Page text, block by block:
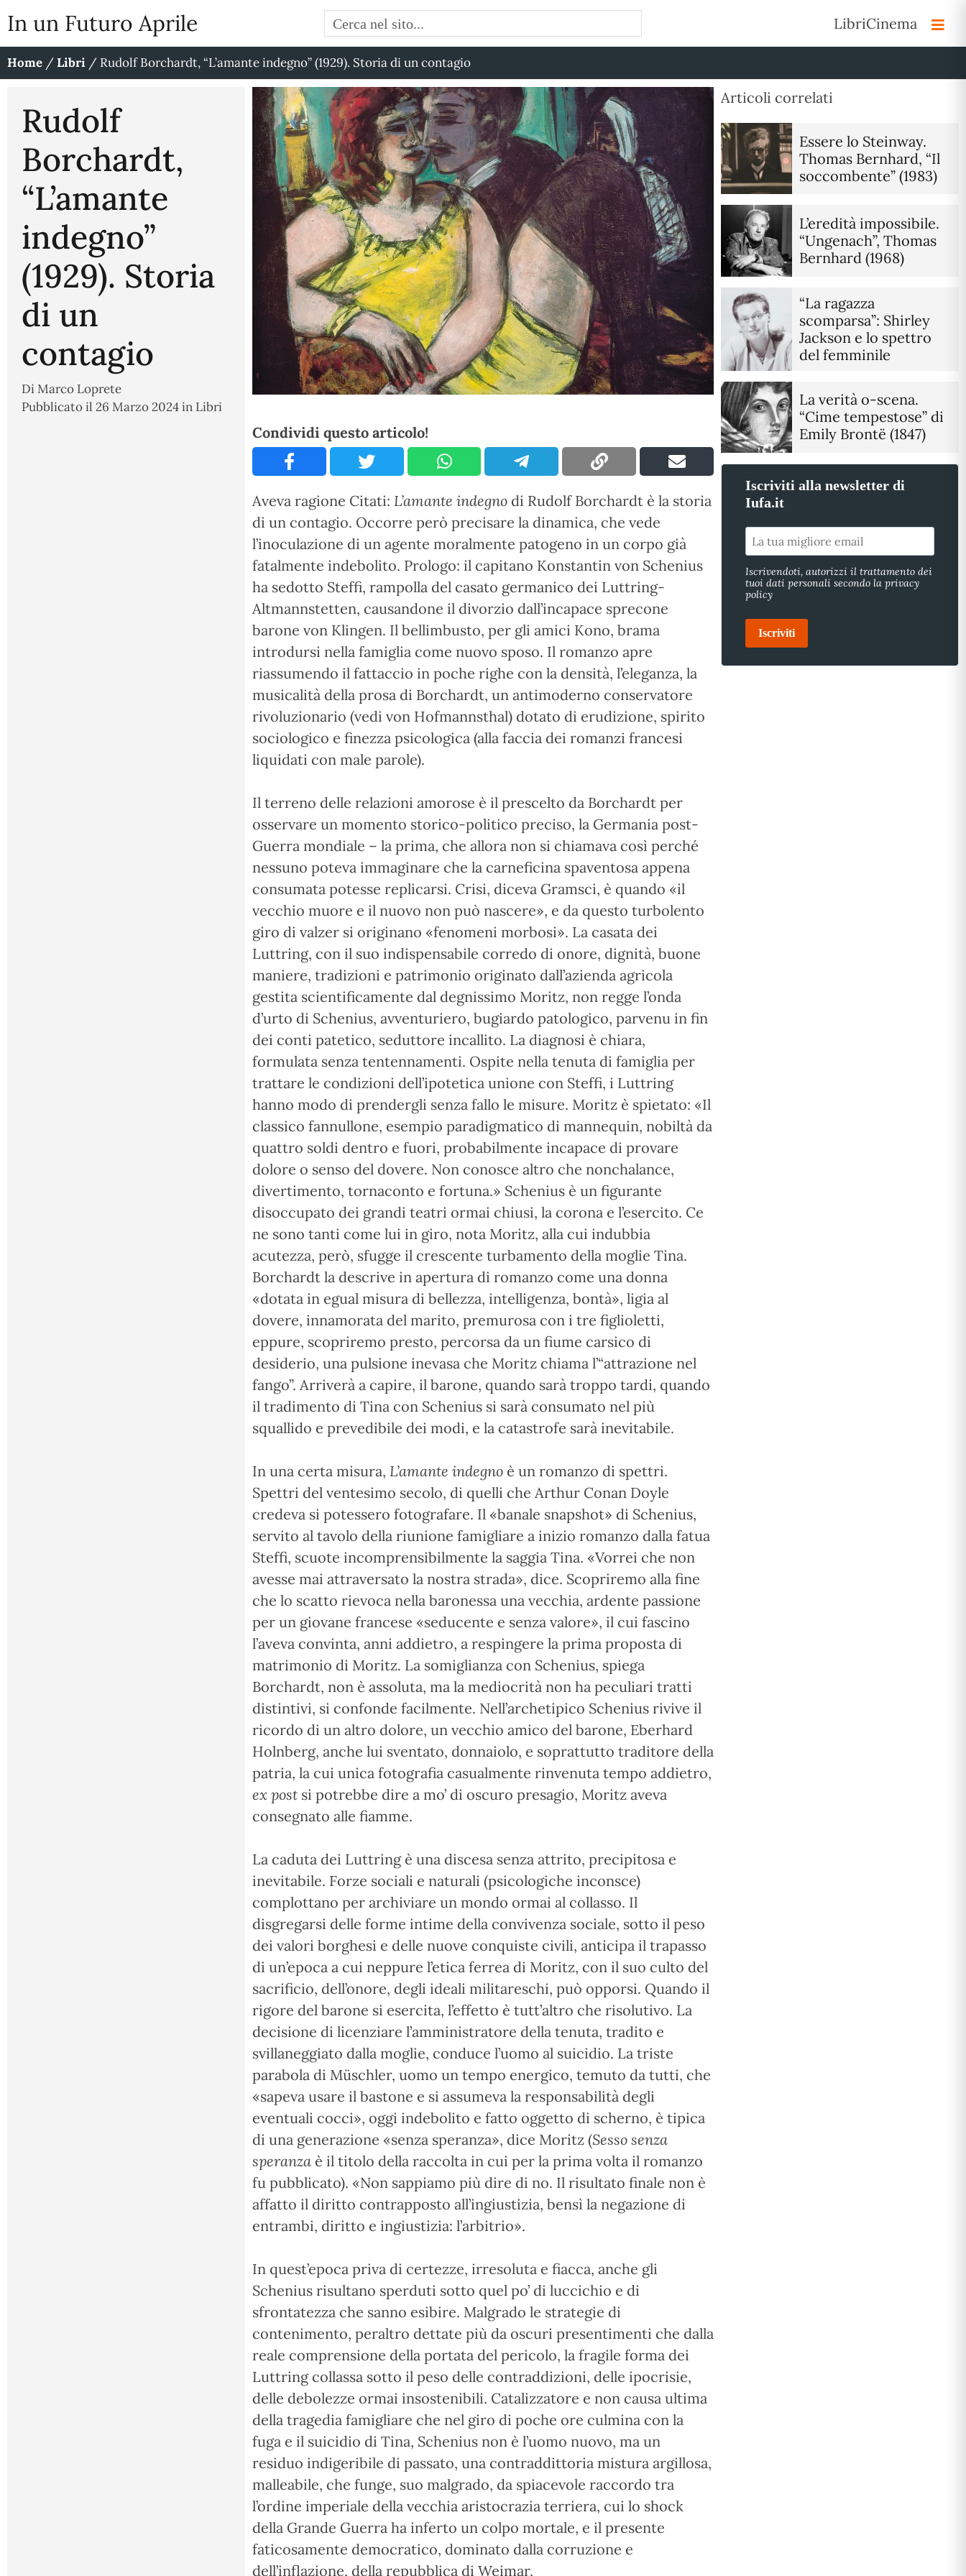
In un Futuro Aprile LibriCinema
Home /Libri / Rudolf Borchardt, “L’amante indegno” (1929). Storia di un contagio
Rudolf
Borchardt,
“L’amante
indegno”
(1929). Storia
di un
contagio
DiMarco Loprete
Pubblicato il 26 Marzo 2024in Libri
Condividi questo articolo!
Aveva ragione Citati: L’amante indegno di Rudolf Borchardt è la storia
di un contagio. Occorre però precisare la dinamica, che vede
l’inoculazione di un agente moralmente patogeno in un corpo già
fatalmente indebolito. Prologo: il capitano Konstantin von Schenius
ha sedotto Steffi, rampolla del casato germanico dei Luttring-
Altmannstetten, causandone il divorzio dall’incapace sprecone
barone von Klingen. Il bellimbusto, per gli amici Kono, brama
introdursi nella famiglia come nuovo sposo. Il romanzo apre
riassumendo il fattaccio in poche righe con la densità, l’eleganza, la
musicalità della prosa di Borchardt, un antimoderno conservatore
rivoluzionario (vedi von Hofmannsthal) dotato di erudizione, spirito
sociologico e finezza psicologica (alla faccia dei romanzi francesi
liquidati con male parole).
Il terreno delle relazioni amorose è il prescelto da Borchardt per
osservare un momento storico-politico preciso, la Germania post-
Guerra mondiale – la prima, che allora non si chiamava così perché
nessuno poteva immaginare che la carneficina spaventosa appena
consumata potesse replicarsi. Crisi, diceva Gramsci, è quando «il
vecchio muore e il nuovo non può nascere», e da questo turbolento
giro di valzer si originano «fenomeni morbosi». La casata dei
Luttring, con il suo indispensabile corredo di onore, dignità, buone
maniere, tradizioni e patrimonio originato dall’azienda agricola
gestita scientificamente dal degnissimo Moritz, non regge l’onda
d’urto di Schenius, avventuriero, bugiardo patologico, parvenu in fin
dei conti patetico, seduttore incallito. La diagnosi è chiara,
formulata senza tentennamenti. Ospite nella tenuta di famiglia per
trattare le condizioni dell’ipotetica unione con Steffi, i Luttring
hanno modo di prendergli senza fallo le misure. Moritz è spietato: «Il
classico fannullone, esempio paradigmatico di mannequin, nobiltà da
quattro soldi dentro e fuori, probabilmente incapace di provare
dolore o senso del dovere. Non conosce altro che nonchalance,
divertimento, tornaconto e fortuna.» Schenius è un figurante
disoccupato dei grandi teatri ormai chiusi, la corona e l’esercito. Ce
ne sono tanti come lui in giro, nota Moritz, alla cui indubbia
acutezza, però, sfugge il crescente turbamento della moglie Tina.
Borchardt la descrive in apertura di romanzo come una donna
«dotata in egual misura di bellezza, intelligenza, bontà», ligia al
dovere, innamorata del marito, premurosa con i tre figlioletti,
eppure, scopriremo presto, percorsa da un fiume carsico di
desiderio, una pulsione inevasa che Moritz chiama l’“attrazione nel
fango”. Arriverà a capire, il barone, quando sarà troppo tardi, quando
il tradimento di Tina con Schenius si sarà consumato nel più
squallido e prevedibile dei modi, e la catastrofe sarà inevitabile.
In una certa misura, L’amante indegno è un romanzo di spettri.
Spettri del ventesimo secolo, di quelli che Arthur Conan Doyle
credeva si potessero fotografare. Il «banale snapshot» di Schenius,
servito al tavolo della riunione famigliare a inizio romanzo dalla fatua
Steffi, scuote incomprensibilmente la saggia Tina. «Vorrei che non
avesse mai attraversato la nostra strada», dice. Scopriremo alla fine
che lo scatto rievoca nella baronessa una vecchia, ardente passione
per un giovane francese «seducente e senza valore», il cui fascino
l’aveva convinta, anni addietro, a respingere la prima proposta di
matrimonio di Moritz. La somiglianza con Schenius, spiega
Borchardt, non è assoluta, ma la mediocrità non ha peculiari tratti
distintivi, si confonde facilmente. Nell’archetipico Schenius rivive il
ricordo di un altro dolore, un vecchio amico del barone, Eberhard
Holnberg, anche lui sventato, donnaiolo, e soprattutto traditore della
patria, la cui unica fotografia casualmente rinvenuta tempo addietro,
ex post si potrebbe dire a mo’ di oscuro presagio, Moritz aveva
consegnato alle fiamme.
La caduta dei Luttring è una discesa senza attrito, precipitosa e
inevitabile. Forze sociali e naturali (psicologiche inconsce)
complottano per archiviare un mondo ormai al collasso. Il
disgregarsi delle forme intime della convivenza sociale, sotto il peso
dei valori borghesi e delle nuove conquiste civili, anticipa il trapasso
di un’epoca a cui neppure l’etica ferrea di Moritz, con il suo culto del
sacrificio, dell’onore, degli ideali militareschi, può opporsi. Quando il
rigore del barone si esercita, l’effetto è tutt’altro che risolutivo. La
decisione di licenziare l’amministratore della tenuta, tradito e
svillaneggiato dalla moglie, conduce l’uomo al suicidio. La triste
parabola di Müschler, uomo un tempo energico, temuto da tutti, che
«sapeva usare il bastone e si assumeva la responsabilità degli
eventuali cocci», oggi indebolito e fatto oggetto di scherno, è tipica
di una generazione «senza speranza», dice Moritz (Sesso senza
speranza è il titolo della raccolta in cui per la prima volta il romanzo
fu pubblicato). «Non sappiamo più dire di no. Il risultato finale non è
affatto il diritto contrapposto all’ingiustizia, bensì la negazione di
entrambi, diritto e ingiustizia: l’arbitrio».
In quest’epoca priva di certezze, irresoluta e fiacca, anche gli
Schenius risultano sperduti sotto quel po’ di luccichio e di
sfrontatezza che sanno esibire. Malgrado le strategie di
contenimento, peraltro dettate più da oscuri presentimenti che dalla
reale comprensione della portata del pericolo, la fragile forma dei
Luttring collassa sotto il peso delle contraddizioni, delle ipocrisie,
delle debolezze ormai insostenibili. Catalizzatore e non causa ultima
della tragedia famigliare che nel giro di poche ore culmina con la
fuga e il suicidio di Tina, Schenius non è l’uomo nuovo, ma un
residuo indigeribile di passato, una contraddittoria mistura argillosa,
malleabile, che funge, suo malgrado, da spiacevole raccordo tra
l’ordine imperiale della vecchia aristocrazia terriera, cui lo shock
della Grande Guerra ha inferto un colpo mortale, e il presente
faticosamente democratico, dominato dalla corruzione e
dell’inflazione, della repubblica di Weimar.
Articoli correlati
Essere lo Steinway.
Thomas Bernhard, “Il
soccombente” (1983)
L’eredità impossibile.
“Ungenach”, Thomas
Bernhard (1968)
“La ragazza
scomparsa”: Shirley
Jackson e lo spettro
del femminile
La verità o-scena.
“Cime tempestose” di
Emily Brontë (1847)
Iscriviti alla newsletter di
Iufa.it
Iscrivendoti, autorizzi il trattamento dei
tuoi dati personali secondo la privacy
policy
Iscriviti